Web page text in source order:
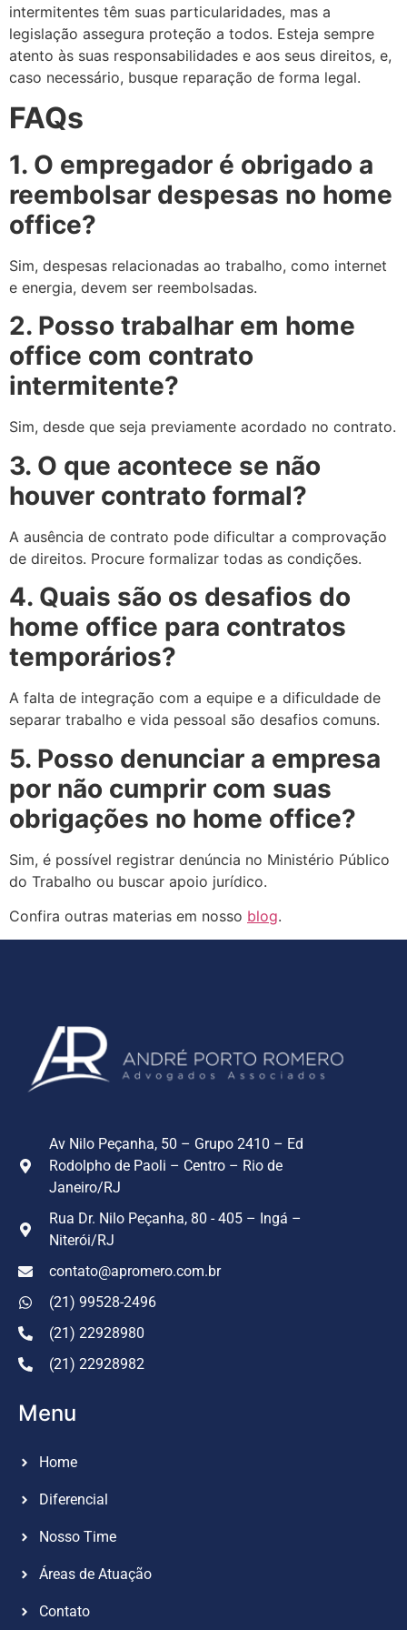
intermitentes têm suas particularidades, mas a
legislação assegura proteção a todos. Esteja sempre
atento às suas responsabilidades e aos seus direitos, e,
caso necessário, busque reparação de forma legal.
FAQs
1. O empregador é obrigado a
reembolsar despesas no home
office?
Sim, despesas relacionadas ao trabalho, como internet
e energia, devem ser reembolsadas.
2. Posso trabalhar em home
office com contrato
intermitente?
Sim, desde que seja previamente acordado no contrato.
3. O que acontece se não
houver contrato formal?
A ausência de contrato pode dificultar a comprovação
de direitos. Procure formalizar todas as condições.
4. Quais são os desafios do
home office para contratos
temporários?
A falta de integração com a equipe e a dificuldade de
separar trabalho e vida pessoal são desafios comuns.
5. Posso denunciar a empresa
por não cumprir com suas
obrigações no home office?
Sim, é possível registrar denúncia no Ministério Público
do Trabalho ou buscar apoio jurídico.
Confira outras materias em nosso blog.
Av Nilo Peçanha, 50 – Grupo 2410 – Ed
Rodolpho de Paoli – Centro – Rio de
Janeiro/RJ
Rua Dr. Nilo Peçanha, 80 - 405 – Ingá –
Niterói/RJ
contato@apromero.com.br
(21) 99528-2496
(21) 22928980
(21) 22928982
Menu
Home
Diferencial
Nosso Time
Áreas de Atuação
Contato